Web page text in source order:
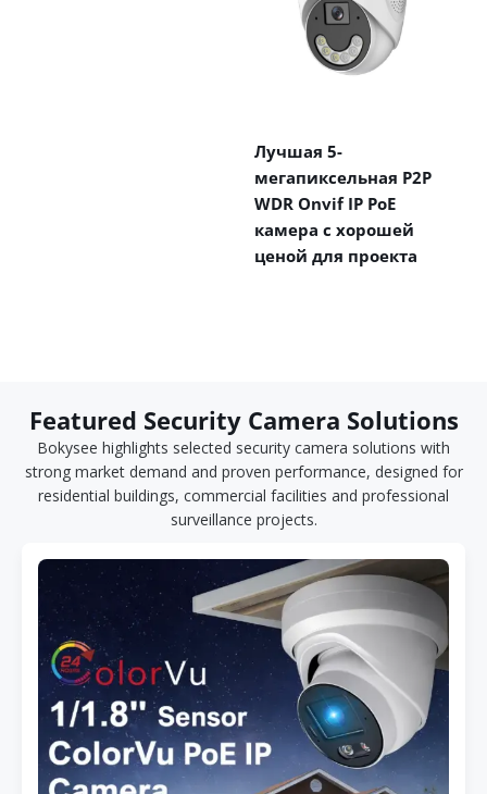
Лучшая 5-
мегапиксельная P2P
WDR Onvif IP PoE
камера с хорошей
ценой для проекта
Featured Security Camera Solutions
Bokysee highlights selected security camera solutions with
strong market demand and proven performance, designed for
residential buildings, commercial facilities and professional
surveillance projects.